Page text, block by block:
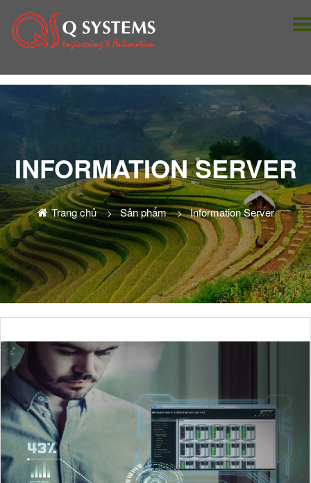
INFORMATION SERVER
Trang chủ Sản phẩm Information Server